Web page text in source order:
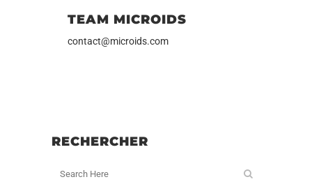
TEAM MICROIDS
contact@microids.com
RECHERCHER